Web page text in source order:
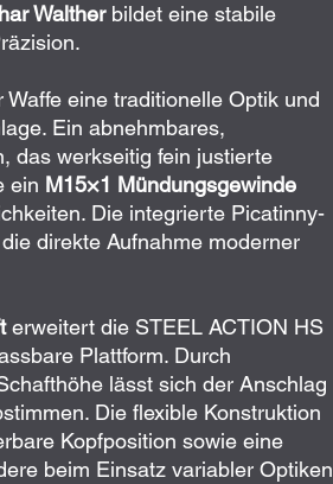
Waltherbildet eine stabile
eine traditionelle Optik und
Ein abnehmbares,
das werkseitig fein justierte
ein M15×1 Mündungsgewinde
Die integrierte Picatinny-
direkte Aufnahme moderner
erweitert die STEEL ACTION HS
Plattform. Durch
lässt sich der Anschlag
Die flexible Konstruktion
Kopfposition sowie eine
beim Einsatz variabler Optiken